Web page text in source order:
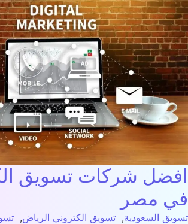
شركات تسويق
مصر​
السعودية,تسويق الكتروني الرياض,